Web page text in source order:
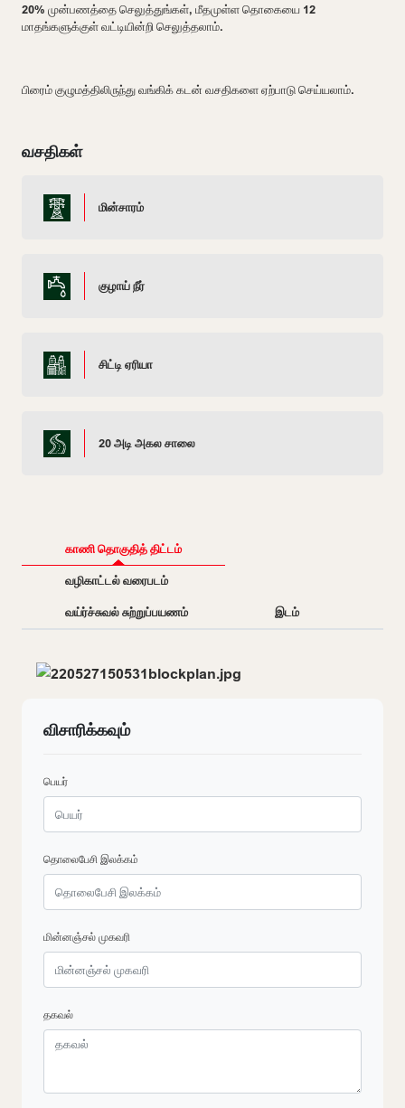
20% முன்பணத்தை செலுத்துங்கள், மீதமுள்ள தொகையை 12
மாதங்களுக்குள் வட்டியின்றி செலுத்தலாம்.
பிரைம் குழுமத்திலிருந்து வங்கிக் கடன் வசதிகளை ஏற்பாடு செய்யலாம்.
வசதிகள்
மின்சாரம்
குழாய் நீர்
சிட்டி ஏரியா
20 அடி அகல சாலை
காணி தொகுதித் திட்டம்
வழிகாட்டல் வரைபடம்
வய்ர்ச்சுவல் சுற்றுப்பயணம்
இடம்
விசாரிக்கவும்
பெயர்
தொலைபேசி இலக்கம்
மின்னஞ்சல் முகவரி
தகவல்